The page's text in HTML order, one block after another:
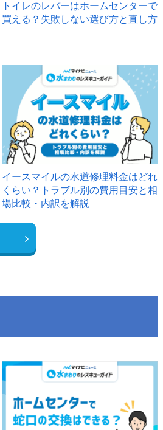
トイレのレバーはホームセンターで
買える？失敗しない選び方と直し方
イースマイルの水道修理料金はどれ
くらい？トラブル別の費用目安と相
場比較・内訳を解説